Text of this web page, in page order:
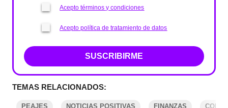
Acepto términos y condiciones
Acepto política de tratamiento de datos
SUSCRIBIRME
TEMAS RELACIONADOS:
PEAJES NOTICIAS POSITIVAS FINANZAS